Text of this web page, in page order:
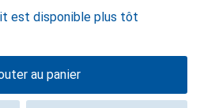
est disponible plus tôt
au panier